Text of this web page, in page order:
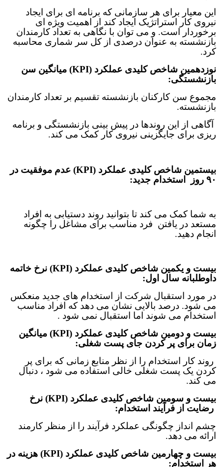
این معیار برای هر سازمانی که برنامه ای برای ایجاد
نیروی کار استراتژیک ایجاد کند از اهمیت ویژه ای
برخوردار است. و می توان با نگاهی به تعداد کارمندان
بازنشسته به عنوان درصدی از کل سر شماری محاسبه
کرد.
نوزدهمین شاخص‌ کلیدی عملکرد (KPI
) میانگین سن
بازنشستگی:
مجموع سن کارکنان بازنشسته تقسیم بر تعداد کارمندان
بازنشسته.
آگاهی از این روندها در پیش بینی بازنشستگی و برنامه
ریزی برای جایگزینی نیروی کار کمک می کند.
بیستمین شاخص‌ کلیدی عملکرد (KPI
) عدم موفقیت در
۹۰ روز استخدام جدید:
به شما کمک می کند تا بتوانید روند دستیابی به افراد
مستعد در یافتن فرد مناسب برای مشاغل را چگونه
انجام دهید.
بیست و یکمین شاخص‌ کلیدی عملکرد (KPI
) نرخ خاتمه
داوطلبانه سال اول:
در مورد استقبال شرکت از استخدام های جدید منعکس
می شود. درصد بالایی نشان می دهد که افراد مناسب
استخدام می شوند اما استقبال نمی شود .
بیست و دومین شاخص‌ کلیدی عملکرد (KPI) میانگین
زمان برای پر کردن جای پست شغلی:
روند کار استخدام را از نظر منابع زمانی که برای پر
کردن یک پست شغلی خالی استفاده می شود ، دنبال
می کند.
بیست و سومین شاخص‌ کلیدی عملکرد (KPI
) نرخ
رضایت از فرآیند استخدام:
چشم انداز چگونگی عملکرد فرآیند را از منظر کارمند
ارائه می دهد.
بیست و چهارمین شاخص‌ کلیدی عملکرد (KPI
) هزینه در
هر استخدام: